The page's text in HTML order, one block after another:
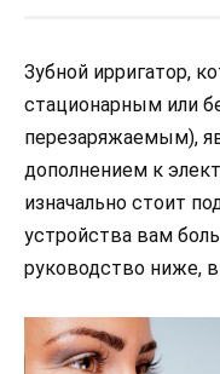
Зубной ирригатор,
стационарным или
перезаряжаемым),
дополнением к
изначально стоит
устройства вам
руководство ниже,